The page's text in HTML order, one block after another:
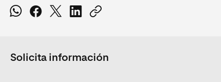
Solicita información